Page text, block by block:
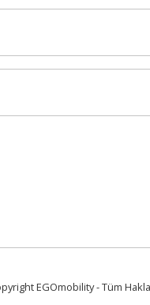
EGOmobility - Tüm